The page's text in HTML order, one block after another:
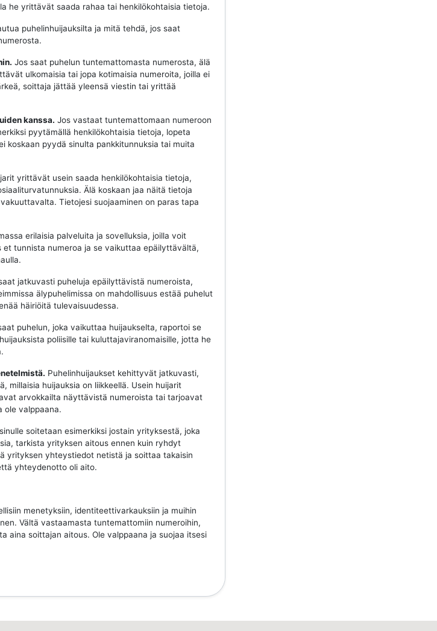
he yrittävät saada rahaa tai henkilökohtaisia tietoja.
puhelinhuijauksilta ja mitä tehdä, jos saat
Jos saat puhelun tuntemattomasta numerosta, älä
ulkomaisia tai jopa kotimaisia numeroita, joilla ei
soittaja jättää yleensä viestin tai yrittää
kanssa. Jos vastaat tuntemattomaan numeroon
pyytämällä henkilökohtaisia tietoja, lopeta
koskaan pyydä sinulta pankkitunnuksia tai muita
yrittävät usein saada henkilökohtaisia tietoja,
Älä koskaan jaa näitä tietoja
Tietojesi suojaaminen on paras tapa
erilaisia palveluita ja sovelluksia, joilla voit
tunnista numeroa ja se vaikuttaa epäilyttävältä,
jatkuvasti puheluja epäilyttävistä numeroista,
älypuhelimissa on mahdollisuus estää puhelut
häiriöitä tulevaisuudessa.
puhelun, joka vaikuttaa huijaukselta, raportoi se
poliisille tai kuluttajaviranomaisille, jotta he
Puhelinhuijaukset kehittyvät jatkuvasti,
millaisia huijauksia on liikkeellä. Usein huijarit
arvokkailta näyttävistä numeroista tai tarjoavat
ole valppaana.
soitetaan esimerkiksi jostain yrityksestä, joka
tarkista yrityksen aitous ennen kuin ryhdyt
yrityksen yhteystiedot netistä ja soittaa takaisin
yhteydenotto oli aito.
menetyksiin, identiteettivarkauksiin ja muihin
Vältä vastaamasta tuntemattomiin numeroihin,
aina soittajan aitous. Ole valppaana ja suojaa itsesi